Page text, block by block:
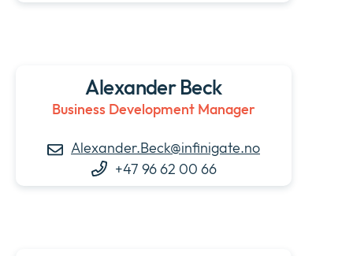
Alexander Beck
Business Development Manager
Alexander.Beck@infinigate.no
+47 96 62 00 66